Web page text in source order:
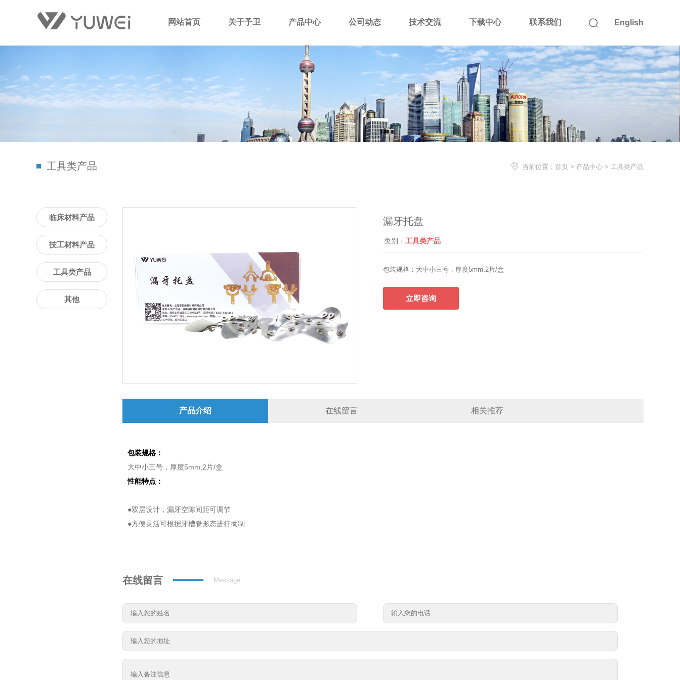
网站首页 关于予卫 产品中心 公司动态 技术交流 下载中心 联系我们  English
工具类产品  当前位置： 首页 > 产品中心 > 工具类产品
漏牙托盘
类别： 工具类产品
包装规格： 大中小三号，厚度5mm,2片/盒
立即咨询
产品介绍 在线留言 相关推荐
包装规格：
大中小三号，厚度5mm,2片/盒
性能特点：
●双层设计，漏牙空隙间距可调节
●方便灵活可根据牙槽脊形态进行拗制
在线留言 Message
临床材料产品
技工材料产品
工具类产品
其他